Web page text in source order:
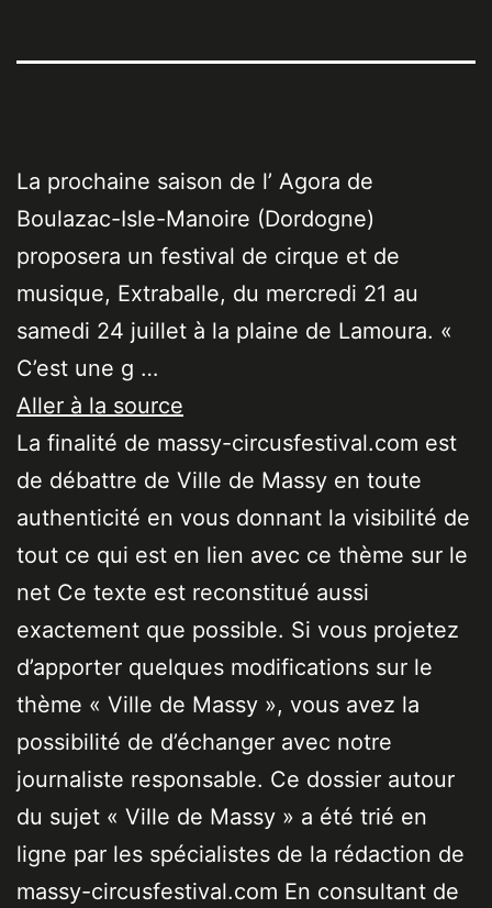
La prochaine saison de l’ Agora de
Boulazac-Isle-Manoire (Dordogne)
proposera un festival de cirque et de
musique, Extraballe, du mercredi 21 au
samedi 24 juillet à la plaine de Lamoura. «
C’est une g …
Aller à la source
La finalité de massy-circusfestival.com est
de débattre de Ville de Massy en toute
authenticité en vous donnant la visibilité de
tout ce qui est en lien avec ce thème sur le
net Ce texte est reconstitué aussi
exactement que possible. Si vous projetez
d’apporter quelques modifications sur le
thème « Ville de Massy », vous avez la
possibilité de d’échanger avec notre
journaliste responsable. Ce dossier autour
du sujet « Ville de Massy » a été trié en
ligne par les spécialistes de la rédaction de
massy-circusfestival.com En consultant de